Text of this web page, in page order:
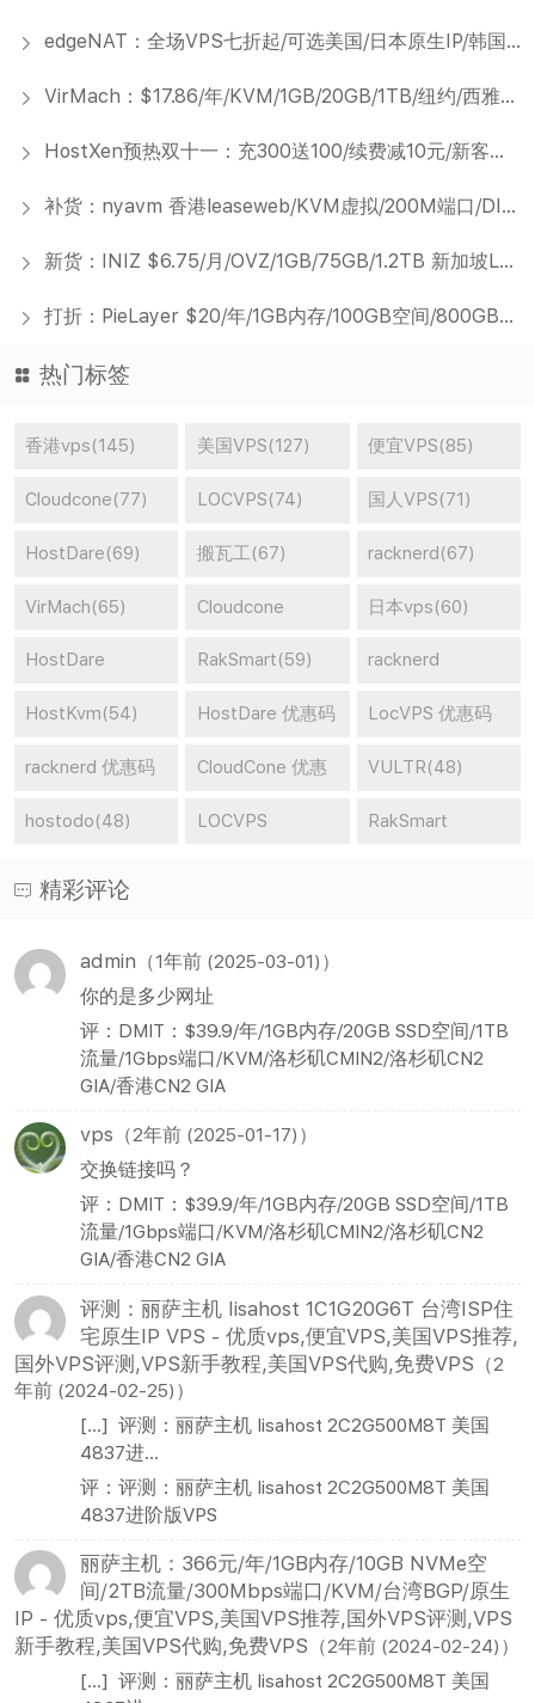
edgeNAT：全场VPS七折起/可选美国/日本原生IP/韩国原生IP/香港双ISP住宅IP等
VirMach：$17.86/年/KVM/1GB/20GB/1TB/纽约/西雅图/芝加哥
HostXen预热双十一：充300送100/续费减10元/新客户送20元/2G云服务器60元起
补货：nyavm 香港leaseweb/KVM虚拟/200M端口/DIY自定义配置
新货：INIZ $6.75/月/OVZ/1GB/75GB/1.2TB 新加坡LeaseWeb
打折：PieLayer $20/年/1GB内存/100GB空间/800GB流量/OpenVZ/纽约
热门标签
香港vps(145) 美国VPS(127) 便宜VPS(85)
Cloudcone(77) LOCVPS(74) 国人VPS(71)
HostDare(69) 搬瓦工(67) racknerd(67)
VirMach(65) Cloudcone
vps(65)
日本vps(60)
HostDare
vps(59)
RakSmart(59) racknerd
vps(58)
HostKvm(54) HostDare 优惠码
(53)
LocVPS 优惠码
(51)
racknerd 优惠码
(51)
CloudCone 优惠
码(50)
VULTR(48)
hostodo(48) LOCVPS RakSmart
精彩评论
admin （1年前 (2025-03-01)）
你的是多少网址
评：DMIT：$39.9/年/1GB内存/20GB SSD空间/1TB
流量/1Gbps端口/KVM/洛杉矶CMIN2/洛杉矶CN2
GIA/香港CN2 GIA
vps （2年前 (2025-01-17)）
交换链接吗？
评：DMIT：$39.9/年/1GB内存/20GB SSD空间/1TB
流量/1Gbps端口/KVM/洛杉矶CMIN2/洛杉矶CN2
GIA/香港CN2 GIA
评测：丽萨主机 lisahost 1C1G20G6T 台湾ISP住
宅原生IP VPS - 优质vps,便宜VPS,美国VPS推荐,
国外VPS评测,VPS新手教程,美国VPS代购,免费VPS （2
年前 (2024-02-25)）
[…] 评测：丽萨主机 lisahost 2C2G500M8T 美国
4837进...
评：评测：丽萨主机 lisahost 2C2G500M8T 美国
4837进阶版VPS
丽萨主机：366元/年/1GB内存/10GB NVMe空
间/2TB流量/300Mbps端口/KVM/台湾BGP/原生
IP - 优质vps,便宜VPS,美国VPS推荐,国外VPS评测,VPS
新手教程,美国VPS代购,免费VPS （2年前 (2024-02-24)）
[…] 评测：丽萨主机 lisahost 2C2G500M8T 美国